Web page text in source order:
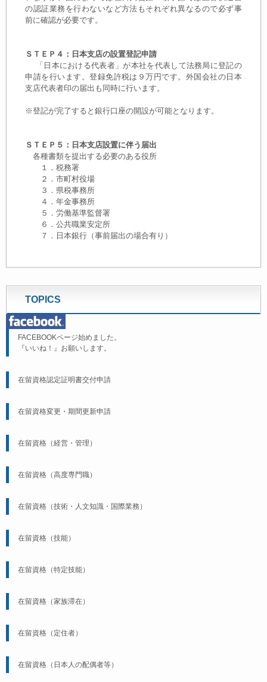
の認証業務を行わないなど方法もそれぞれ異なるので必ず事
前に確認が必要です。
ＳＴＥＰ４：日本支店の設置登記申請
「日本における代表者」が本社を代表して法務局に登記の
申請を行います。登録免許税は９万円です。外国会社の日本
支店代表者印の届出も同時に行います。
※登記が完了すると銀行口座の開設が可能となります。
ＳＴＥＰ５：日本支店設置に伴う届出
各種書類を提出する必要のある役所
１．税務署
２．市町村役場
３．県税事務所
４．年金事務所
５．労働基準監督署
６．公共職業安定所
７．日本銀行（事前届出の場合有り）
TOPICS
FACEBOOKページ始めました。
『いいね！』お願いします。
在留資格認定証明書交付申請
在留資格変更・期間更新申請
在留資格（経営・管理）
在留資格（高度専門職）
在留資格（技術・人文知識・国際業務）
在留資格（技能）
在留資格（特定技能）
在留資格（家族滞在）
在留資格（定住者）
在留資格（日本人の配偶者等）